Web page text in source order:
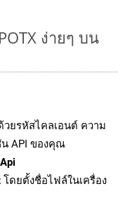
ง่ายๆ บน
วยรหัสไคลเอนต์ ความ
น API ของคุณ
โดยตั้งชื่อไฟล์ในเครื่อง